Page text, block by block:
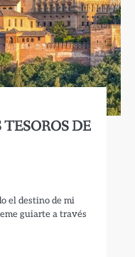
DE
el destino de mi
guiarte a través